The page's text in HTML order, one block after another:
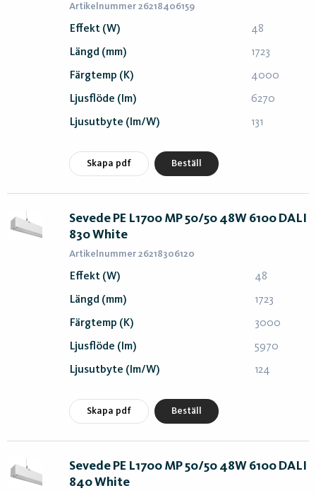
Artikelnummer 26218406159
Effekt (W) 48
Längd (mm) 1723
Färgtemp (K) 4000
Ljusflöde (lm) 6270
Ljusutbyte (lm/W) 131
Skapa pdf Beställ
Sevede PE L1700 MP 50/50 48W 6100 DALI
830 White
Artikelnummer 26218306120
Effekt (W) 48
Längd (mm) 1723
Färgtemp (K) 3000
Ljusflöde (lm) 5970
Ljusutbyte (lm/W) 124
Skapa pdf Beställ
Sevede PE L1700 MP 50/50 48W 6100 DALI
840 White